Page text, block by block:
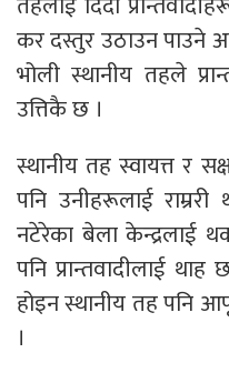
कर दस्तुर उठाउन पाउने
भोली स्थानीय तहले
उत्तिकै छ ।
स्थानीय तह स्वायत्त र
पनि उनीहरूलाई
नटेरेका बेला केन्द्रलाई
पनि प्रान्तवादीलाई
होइन स्थानीय तह पनि
।